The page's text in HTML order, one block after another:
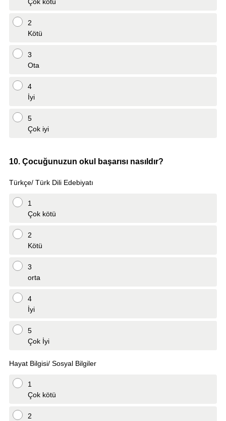
Çok kötü
2
Kötü
3
Ota
4
İyi
5
Çok iyi
Question
10. Çocuğunuzun okul başarısı nasıldır?
Türkçe/ Türk Dili Edebiyatı
1
Çok kötü
2
Kötü
3
orta
4
İyi
5
Çok İyi
Hayat Bilgisi/ Sosyal Bilgiler
1
Çok kötü
2